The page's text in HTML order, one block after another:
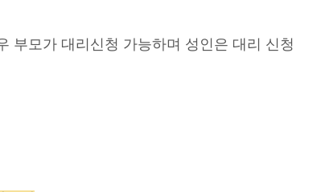
부모가 대리신청 가능하며 성인은 대리 신청